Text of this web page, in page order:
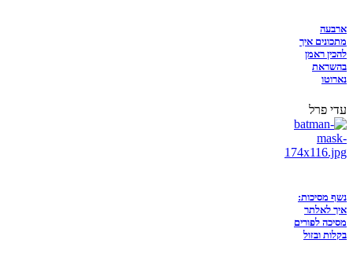
ארבעה
מתכונים איך
להכין ראמן
בהשראת
נארוטו
עדי פרל
נשף מסיכות:
איך לאלתר
מסיכה לפורים
בקלות ובזול